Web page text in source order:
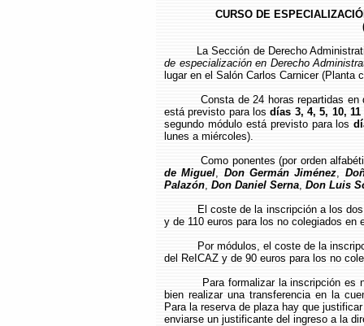
CURSO DE
La Sección de Derecho
de especialización en Derecho
lugar en el Salón Carlos Carnicer (Planta
Consta de 24 horas repartidas
está previsto para losdías 3, 4, 5, 10,
segundo módulo está previsto para los
lunes a miércoles).
Como ponentes (por orden
de Miguel, Don Germán Jiménez,
Palazón, Don Daniel Serna, Don Luis
El coste de la inscripción a los
y de 110 euros para los no colegiados en
Por módulos, el coste de la
del ReICAZ y de 90 euros para los no
Para formalizar la inscripción es
bien realizar una transferencia en la
Para la reserva de plaza hay que
enviarse un justificante del ingreso a la